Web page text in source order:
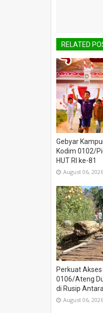
RELATED
Gebyar
Kodim 0102/
HUT RI ke-81
August 06, 2026
Perkuat
0106/Ateng
di Rusip
August 06, 2026